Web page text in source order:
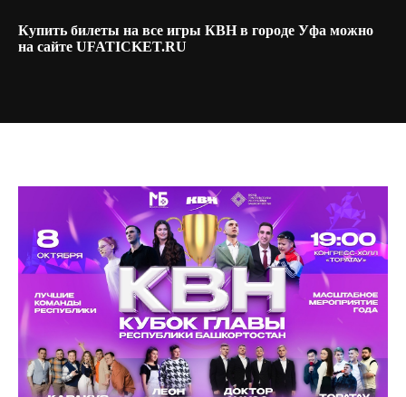
Купить билеты на все игры КВН в городе Уфа можно
на сайте UFATICKET.RU